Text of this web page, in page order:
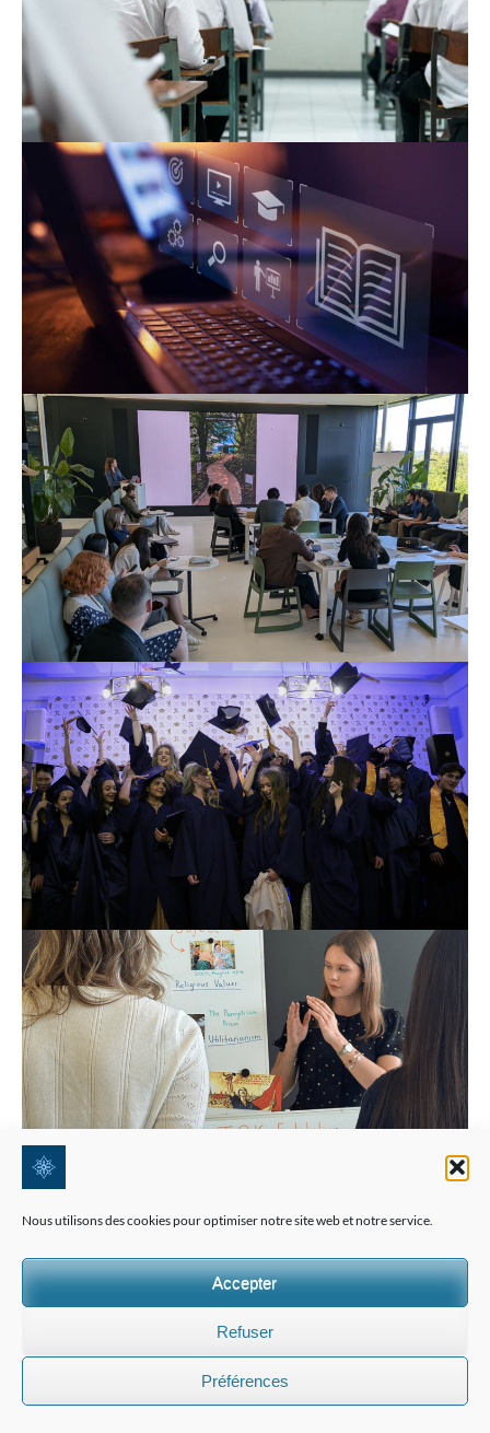
Nous utilisons des cookies pour optimiser notre site web et notre service.
Accepter
Refuser
Préférences